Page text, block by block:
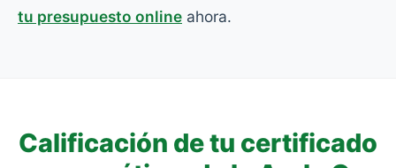
tu presupuesto online ahora.
Calificación de tu certificado